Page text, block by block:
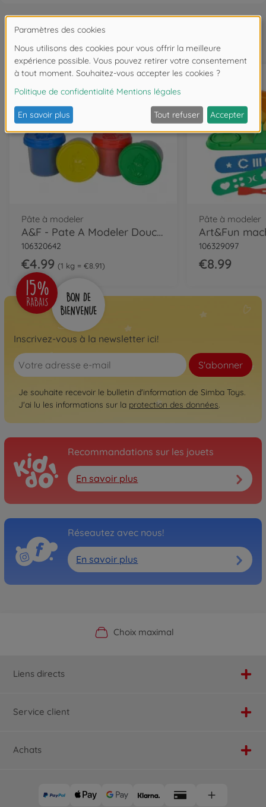
Souvent achetés ensemble
Pâte à modeler
A&F - Pate A Modeler Douce (4pcs)
106320642
€4.99 1 kg = €8.91
Pâte à modeler
106329097
€8.99
Inscrivez-vous à la newsletter ici!
S'abonner
Je souhaite recevoir le bulletin d'information de Simba Toys.
J'ai lu les informations sur la protection des données.
Recommandations sur les jouets
En savoir plus
Réseautez avec nous!
En savoir plus
Boutique officielle du fabricant
Choix maximal
Service personnalisé
Livraison rapide
Liens directs
Service client
Achats